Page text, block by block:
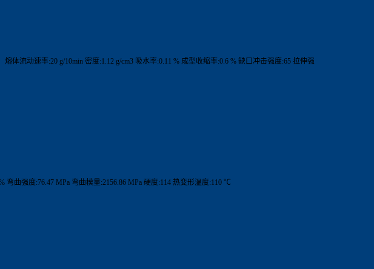
熔体流动速率:20 g/10min 密度:1.12 g/cm3 吸水率:0.11 % 成型收缩率:0.6 % 缺口冲击强度:65 拉伸强
弯曲强度:76.47 MPa 弯曲模量:2156.86 MPa 硬度:114 热变形温度:110 ℃